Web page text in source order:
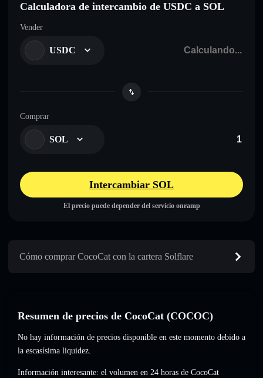
Calculadora de intercambio de USDC a SOL
Vender
USDC
Comprar
SOL
Intercambiar SOL
El precio puede depender del servicio onramp
Cómo comprar CocoCat con la cartera Solflare
Resumen de precios de CocoCat (COCOC)
No hay información de precios disponible en este momento debido a
la escasísima liquidez.
Información interesante: el volumen en 24 horas de CocoCat